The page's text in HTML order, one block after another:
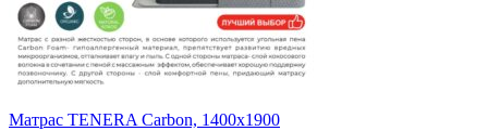
Матрас TENERA Carbоn, 1400х1900